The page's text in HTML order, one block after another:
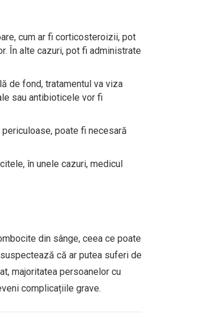
cum ar fi corticosteroizii, pot
În alte cazuri, pot fi administrate
de fond, tratamentul va viza
sau antibioticele vor fi
poate fi necesară
în unele cazuri, medicul
din sânge, ceea ce poate
că ar putea suferi de
majoritatea persoanelor cu
complicațiile grave.